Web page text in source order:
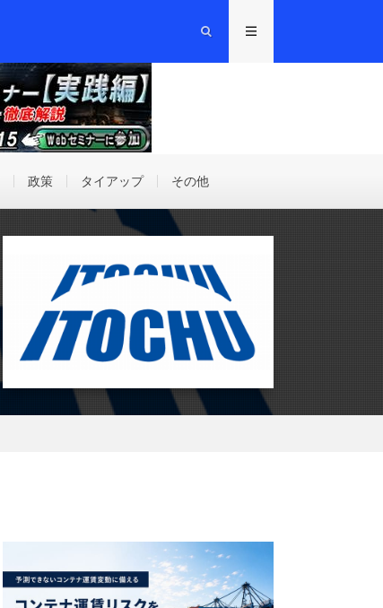
政策 タイアップ その他